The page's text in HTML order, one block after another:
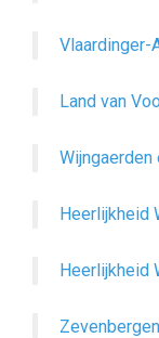
Vlaardinger-
Land van
Wijngaerden
Heerlijkheid
Heerlijkheid
Zevenbergen